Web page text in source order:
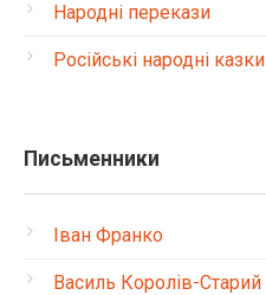
Народні перекази
Російські народні казки
Письменники
Іван Франко
Василь Королів-Старий